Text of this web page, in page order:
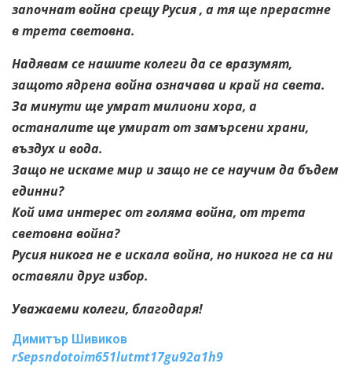
започнат война срещу Русия , а тя ще прерастне
в трета световна.
Надявам се нашите колеги да се вразумят,
защото ядрена война означава и край на света.
За минути ще умрат милиони хора, а
останалите ще умират от замърсени храни,
въздух и вода.
Защо не искаме мир и защо не се научим да бъдем
единни?
Кой има интерес от голяма война, от трета
световна война?
Русия никога не е искала война, но никога не са ни
оставяли друг избор.
Уважаеми колеги, благодаря!
Димитър Шивиков
rSepsndotoim651lutmt17gu92a1h9